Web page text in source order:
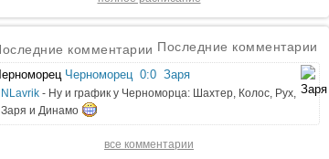
Последние комментарии
Черноморец 0:0 Заря
NLavrik - Ну и график у Черноморца: Шахтер, Колос, Рух,
Заря и Динамо
все комментарии